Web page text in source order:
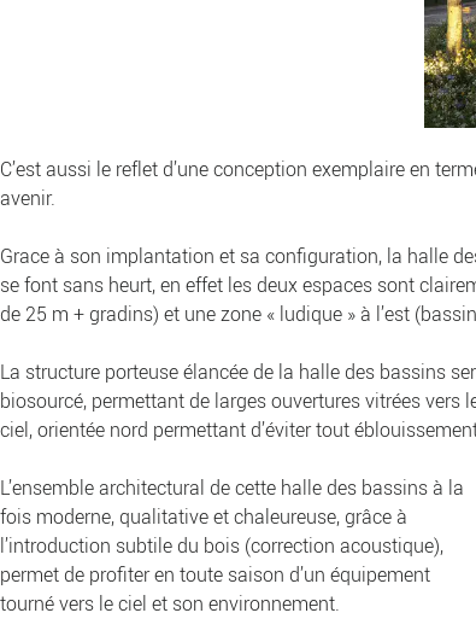
C’est aussi le reflet d’une conception exemplaire en
avenir.
Grace à son implantation et sa configuration, la halle
se font sans heurt, en effet les deux espaces sont
de 25 m + gradins) et une zone « ludique » à l’est
La structure porteuse élancée de la halle des bassins
biosourcé, permettant de larges ouvertures vitrées
ciel, orientée nord permettant d’éviter tout
L’ensemble architectural de cette halle des bassins à la
fois moderne, qualitative et chaleureuse, grâce à
l’introduction subtile du bois (correction acoustique),
permet de profiter en toute saison d’un équipement
tourné vers le ciel et son environnement.